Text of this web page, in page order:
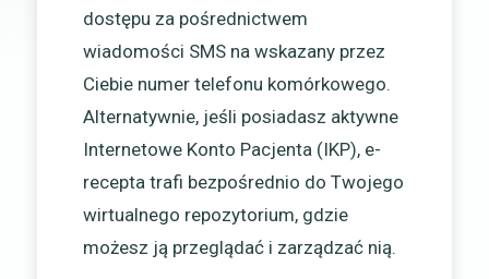
dostępu za pośrednictwem
wiadomości SMS na wskazany przez
Ciebie numer telefonu komórkowego.
Alternatywnie, jeśli posiadasz aktywne
Internetowe Konto Pacjenta (IKP), e-
recepta trafi bezpośrednio do Twojego
wirtualnego repozytorium, gdzie
możesz ją przeglądać i zarządzać nią.